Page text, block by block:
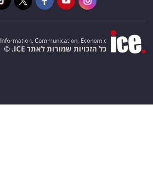
Information, Communication, Economic
כל הזכויות שמורות לאתר ICE. ©